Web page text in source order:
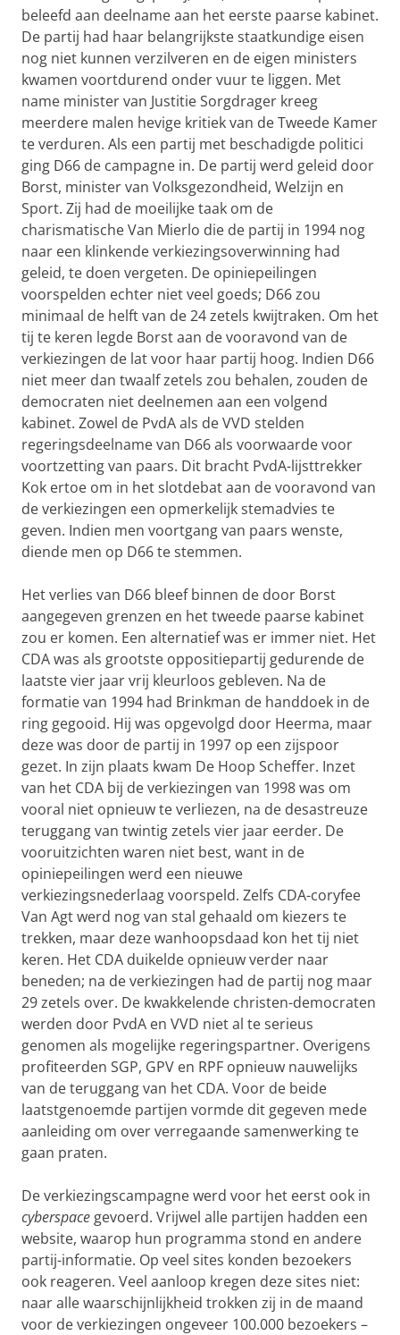
beleefd aan deelname aan het eerste paarse kabinet.
De partij had haar belangrijkste staatkundige eisen
nog niet kunnen verzilveren en de eigen ministers
kwamen voortdurend onder vuur te liggen. Met
name minister van Justitie Sorgdrager kreeg
meerdere malen hevige kritiek van de Tweede Kamer
te verduren. Als een partij met beschadigde politici
ging D66 de campagne in. De partij werd geleid door
Borst, minister van Volksgezondheid, Welzijn en
Sport. Zij had de moeilijke taak om de
charismatische Van Mierlo die de partij in 1994 nog
naar een klinkende verkiezingsoverwinning had
geleid, te doen vergeten. De opiniepeilingen
voorspelden echter niet veel goeds; D66 zou
minimaal de helft van de 24 zetels kwijtraken. Om het
tij te keren legde Borst aan de vooravond van de
verkiezingen de lat voor haar partij hoog. Indien D66
niet meer dan twaalf zetels zou behalen, zouden de
democraten niet deelnemen aan een volgend
kabinet. Zowel de PvdA als de VVD stelden
regeringsdeelname van D66 als voorwaarde voor
voortzetting van paars. Dit bracht PvdA-lijsttrekker
Kok ertoe om in het slotdebat aan de vooravond van
de verkiezingen een opmerkelijk stemadvies te
geven. Indien men voortgang van paars wenste,
diende men op D66 te stemmen.
Het verlies van D66 bleef binnen de door Borst
aangegeven grenzen en het tweede paarse kabinet
zou er komen. Een alternatief was er immer niet. Het
CDA was als grootste oppositiepartij gedurende de
laatste vier jaar vrij kleurloos gebleven. Na de
formatie van 1994 had Brinkman de handdoek in de
ring gegooid. Hij was opgevolgd door Heerma, maar
deze was door de partij in 1997 op een zijspoor
gezet. In zijn plaats kwam De Hoop Scheffer. Inzet
van het CDA bij de verkiezingen van 1998 was om
vooral niet opnieuw te verliezen, na de desastreuze
teruggang van twintig zetels vier jaar eerder. De
vooruitzichten waren niet best, want in de
opiniepeilingen werd een nieuwe
verkiezingsnederlaag voorspeld. Zelfs CDA-coryfee
Van Agt werd nog van stal gehaald om kiezers te
trekken, maar deze wanhoopsdaad kon het tij niet
keren. Het CDA duikelde opnieuw verder naar
beneden; na de verkiezingen had de partij nog maar
29 zetels over. De kwakkelende christen-democraten
werden door PvdA en VVD niet al te serieus
genomen als mogelijke regeringspartner. Overigens
profiteerden SGP, GPV en RPF opnieuw nauwelijks
van de teruggang van het CDA. Voor de beide
laatstgenoemde partijen vormde dit gegeven mede
aanleiding om over verregaande samenwerking te
gaan praten.
De verkiezingscampagne werd voor het eerst ook in
cyberspace gevoerd. Vrijwel alle partijen hadden een
website, waarop hun programma stond en andere
partij-informatie. Op veel sites konden bezoekers
ook reageren. Veel aanloop kregen deze sites niet:
naar alle waarschijnlijkheid trokken zij in de maand
voor de verkiezingen ongeveer 100.000 bezoekers –